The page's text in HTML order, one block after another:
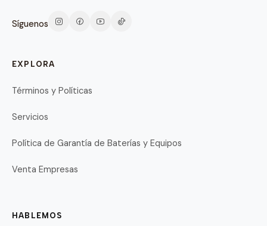
Síguenos
EXPLORA
Términos y Políticas
Servicios
Política de Garantía de Baterías y Equipos
Venta Empresas
HABLEMOS